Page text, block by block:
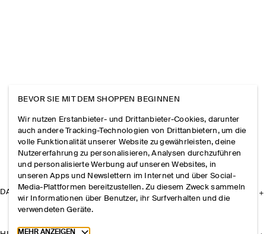
DAS UNTERNEHMEN
BEVOR SIE MIT DEM SHOPPEN BEGINNEN
Wir nutzen Erstanbieter- und Drittanbieter-Cookies, darunter
auch andere Tracking-Technologien von Drittanbietern, um die
volle Funktionalität unserer Website zu gewährleisten, deine
Nutzererfahrung zu personalisieren, Analysen durchzuführen
und personalisierte Werbung auf unseren Websites, in
unseren Apps und Newslettern im Internet und über Social-
Media-Plattformen bereitzustellen. Zu diesem Zweck sammeln
wir Informationen über Benutzer, ihr Surfverhalten und die
verwendeten Geräte.
Toggle more cookie information
MEHR ANZEIGEN